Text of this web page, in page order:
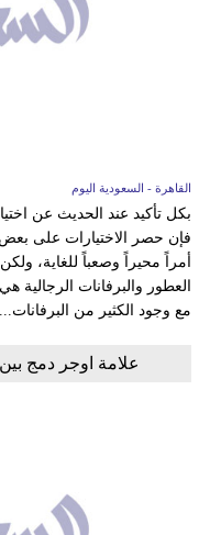
القاهرة - السعودية اليوم
فإن حصر الاختيارات على بعض
أمراً محيراً وصعباً للغاية،
العطور والبرفانات
مع وجود الكثير من البرفانات...
علامة اوجر دمج